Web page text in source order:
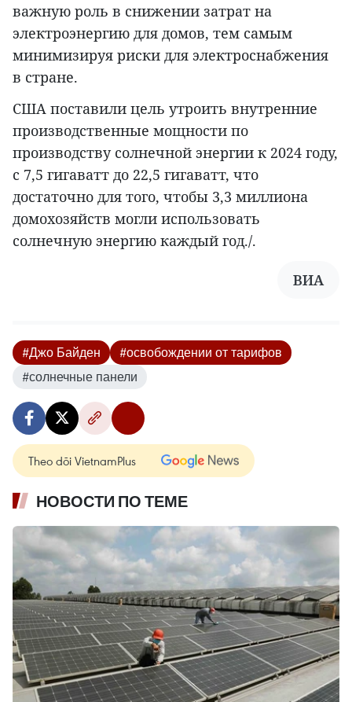
важную роль в снижении затрат на
электроэнергию для домов, тем самым
минимизируя риски для электроснабжения
в стране.
США поставили цель утроить внутренние
производственные мощности по
производству солнечной энергии к 2024 году,
с 7,5 гигаватт до 22,5 гигаватт, что
достаточно для того, чтобы 3,3 миллиона
домохозяйств могли использовать
солнечную энергию каждый год./.
ВИА
#Джо Байден
#освобождении от тарифов
#солнечные панели
Theo dõi VietnamPlus
НОВОСТИ ПО ТЕМЕ